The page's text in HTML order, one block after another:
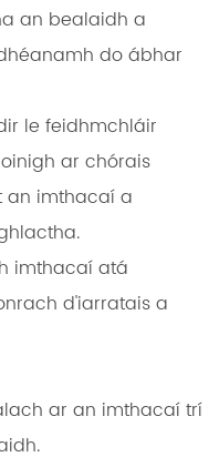
an bealaidh a
do ábhar
le feidhmchláir
ar chórais
an imthacaí a
imthacaí atá
d'iarratais a
ar an imthacaí trí